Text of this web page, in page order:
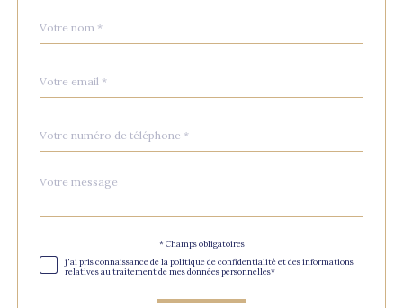
par
*
*
*
Fieldset
Message
*
* Champs obligatoires
j'ai pris connaissance de la politique de confidentialité et des informations
relatives au traitement de mes données personnelles*